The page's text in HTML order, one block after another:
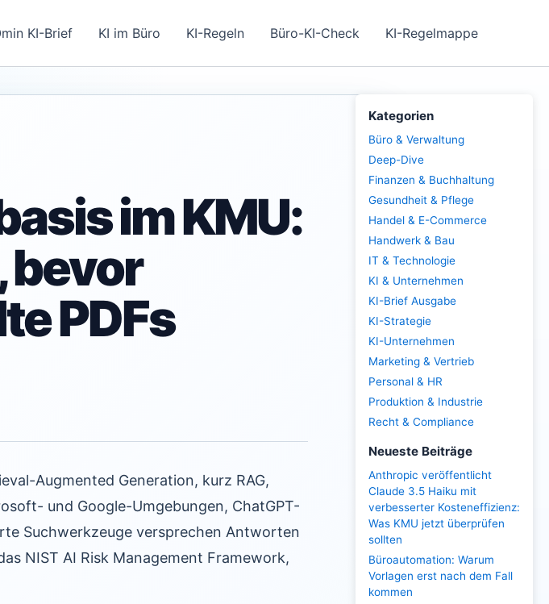
KI-Brief KI im Büro KI-Regeln Büro-KI-Check KI-Regelmappe
im KMU:
bevor
PDFs
Augmented Generation, kurz RAG,
und Google-Umgebungen, ChatGPT-
Suchwerkzeuge versprechen Antworten
NIST AI Risk Management Framework,
Kategorien
Büro & Verwaltung
Deep-Dive
Finanzen & Buchhaltung
Gesundheit & Pflege
Handel & E-Commerce
Handwerk & Bau
IT & Technologie
KI & Unternehmen
KI-Brief Ausgabe
KI-Strategie
KI-Unternehmen
Marketing & Vertrieb
Personal & HR
Produktion & Industrie
Recht & Compliance
Neueste Beiträge
Anthropic veröffentlicht
Claude 3.5 Haiku mit
verbesserter Kosteneffizienz:
Was KMU jetzt überprüfen
sollten
Büroautomation: Warum
Vorlagen erst nach dem Fall
kommen